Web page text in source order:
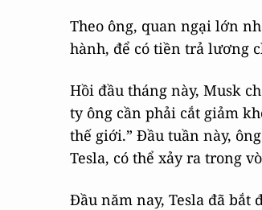
Theo ông, quan ngại lớn
hành, để có tiền trả lương
Hồi đầu tháng này, Musk
ty ông cần phải cắt giảm
thế giới.” Đầu tuần này,
Tesla, có thể xảy ra trong
Đầu năm nay, Tesla đã bắt